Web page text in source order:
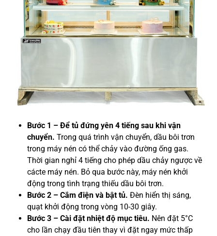
Bước 1 – Để tủ đứng yên 4 tiếng sau khi vận
chuyển. Trong quá trình vận chuyển, dầu bôi trơn
trong máy nén có thể chảy vào đường ống gas.
Thời gian nghỉ 4 tiếng cho phép dầu chảy ngược về
cácte máy nén. Bỏ qua bước này, máy nén khởi
động trong tình trạng thiếu dầu bôi trơn.
Bước 2 – Cắm điện và bật tủ. Đèn hiển thị sáng,
quạt khởi động trong vòng 10-30 giây.
Bước 3 – Cài đặt nhiệt độ mục tiêu. Nên đặt 5°C
cho lần chạy đầu tiên thay vì đặt ngay mức thấp